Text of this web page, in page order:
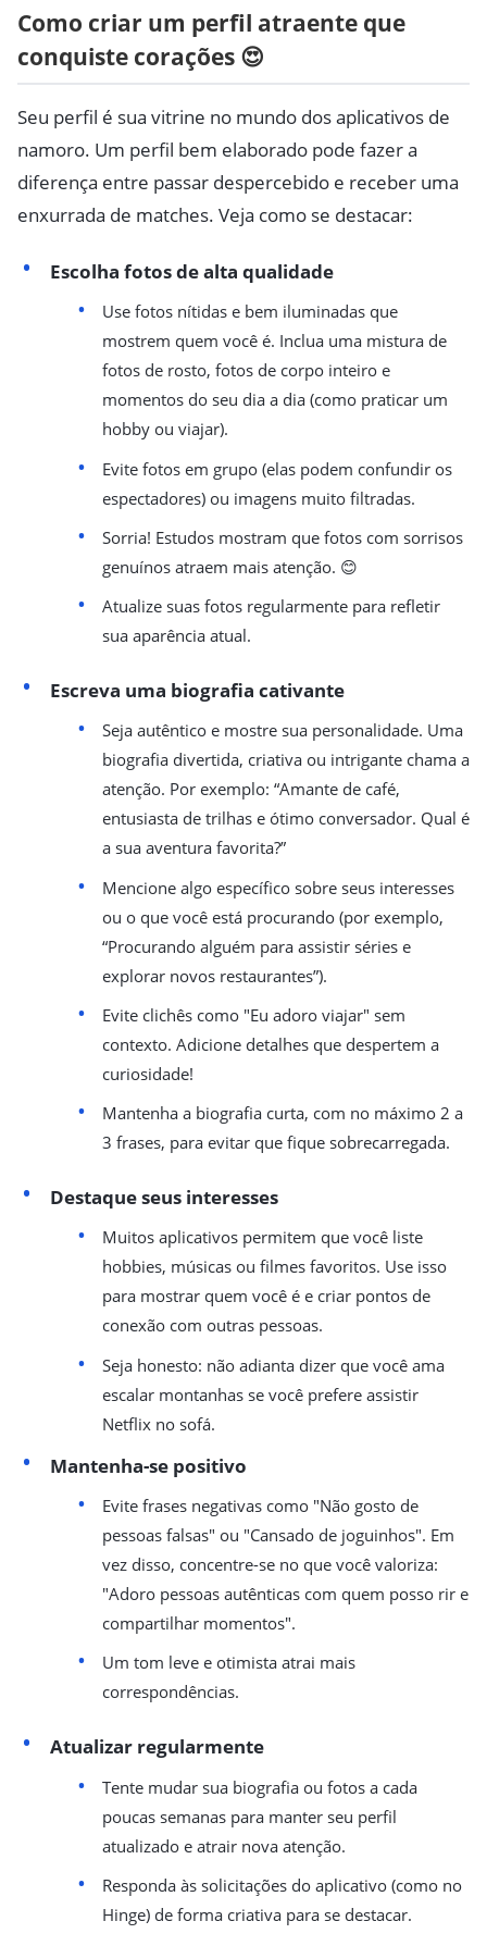
Como criar um perfil atraente que
conquiste corações 😍
Seu perfil é sua vitrine no mundo dos aplicativos de
namoro. Um perfil bem elaborado pode fazer a
diferença entre passar despercebido e receber uma
enxurrada de matches. Veja como se destacar:
Escolha fotos de alta qualidade
Use fotos nítidas e bem iluminadas que
mostrem quem você é. Inclua uma mistura de
fotos de rosto, fotos de corpo inteiro e
momentos do seu dia a dia (como praticar um
hobby ou viajar).
Evite fotos em grupo (elas podem confundir os
espectadores) ou imagens muito filtradas.
Sorria! Estudos mostram que fotos com sorrisos
genuínos atraem mais atenção. 😊
Atualize suas fotos regularmente para refletir
sua aparência atual.
Escreva uma biografia cativante
Seja autêntico e mostre sua personalidade. Uma
biografia divertida, criativa ou intrigante chama a
atenção. Por exemplo: “Amante de café,
entusiasta de trilhas e ótimo conversador. Qual é
a sua aventura favorita?”
Mencione algo específico sobre seus interesses
ou o que você está procurando (por exemplo,
“Procurando alguém para assistir séries e
explorar novos restaurantes”).
Evite clichês como "Eu adoro viajar" sem
contexto. Adicione detalhes que despertem a
curiosidade!
Mantenha a biografia curta, com no máximo 2 a
3 frases, para evitar que fique sobrecarregada.
Destaque seus interesses
Muitos aplicativos permitem que você liste
hobbies, músicas ou filmes favoritos. Use isso
para mostrar quem você é e criar pontos de
conexão com outras pessoas.
Seja honesto: não adianta dizer que você ama
escalar montanhas se você prefere assistir
Netflix no sofá.
Mantenha-se positivo
Evite frases negativas como "Não gosto de
pessoas falsas" ou "Cansado de joguinhos". Em
vez disso, concentre-se no que você valoriza:
"Adoro pessoas autênticas com quem posso rir e
compartilhar momentos".
Um tom leve e otimista atrai mais
correspondências.
Atualizar regularmente
Tente mudar sua biografia ou fotos a cada
poucas semanas para manter seu perfil
atualizado e atrair nova atenção.
Responda às solicitações do aplicativo (como no
Hinge) de forma criativa para se destacar.